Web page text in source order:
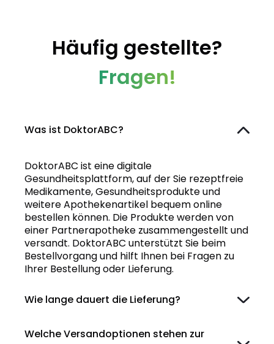
Häufig gestellte?
Fragen!
Was ist DoktorABC?
DoktorABC ist eine digitale
Gesundheitsplattform, auf der Sie rezeptfreie
Medikamente, Gesundheitsprodukte und
weitere Apothekenartikel bequem online
bestellen können. Die Produkte werden von
einer Partnerapotheke zusammengestellt und
versandt. DoktorABC unterstützt Sie beim
Bestellvorgang und hilft Ihnen bei Fragen zu
Ihrer Bestellung oder Lieferung.
Wie lange dauert die Lieferung?
Welche Versandoptionen stehen zur